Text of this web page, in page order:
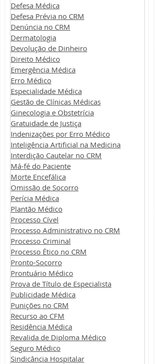
Defesa Médica
Defesa Prévia no CRM
Denúncia no CRM
Dermatologia
Devolução de Dinheiro
Direito Médico
Emergência Médica
Erro Médico
Especialidade Médica
Gestão de Clínicas Médicas
Ginecologia e Obstetrícia
Gratuidade de Justiça
Indenizações por Erro Médico
Inteligência Artificial na Medicina
Interdição Cautelar no CRM
Má-fé do Paciente
Morte Encefálica
Omissão de Socorro
Perícia Médica
Plantão Médico
Processo Cível
Processo Administrativo no CRM
Processo Criminal
Processo Ético no CRM
Pronto-Socorro
Prontuário Médico
Prova de Título de Especialista
Publicidade Médica
Punições no CRM
Recurso ao CFM
Residência Médica
Revalida de Diploma Médico
Seguro Médico
Sindicância Hospitalar